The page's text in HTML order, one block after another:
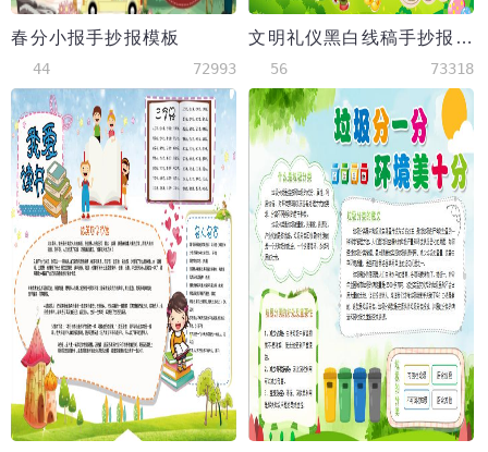
春分小报手抄报模板
44 72993
文明礼仪黑白线稿手抄报word模板
56 73318